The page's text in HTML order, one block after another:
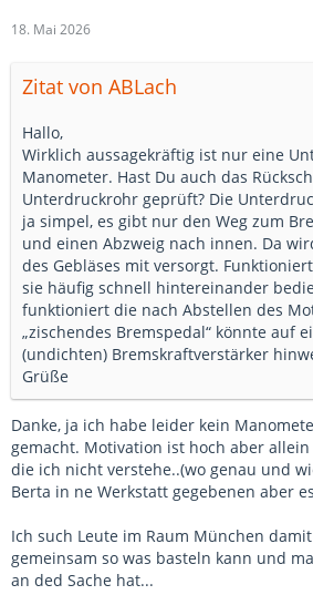
18. Mai 2026
Zitat von ABLach
Hallo,
Wirklich aussagekräftig ist nur eine
Manometer. Hast Du auch das
Unterdruckrohr geprüft? Die
ja simpel, es gibt nur den Weg zum
und einen Abzweig nach innen. Da
des Gebläses mit versorgt.
sie häufig schnell hintereinander
funktioniert die nach Abstellen des
„zischendes Bremspedal“ könnte auf
(undichten) Bremskraftverstärker
Grüße
Danke, ja ich habe leider kein
gemacht. Motivation ist hoch aber
die ich nicht verstehe..(wo genau und
Berta in ne Werkstatt gegebenen aber
Ich such Leute im Raum München
gemeinsam so was basteln kann und
an ded Sache hat...